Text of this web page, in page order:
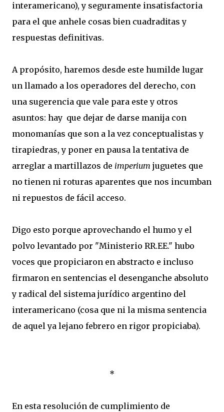
interamericano), y seguramente insatisfactoria
para el que anhele cosas bien cuadraditas y
respuestas definitivas.
A propósito, haremos desde este humilde lugar
un llamado a los operadores del derecho, con
una sugerencia que vale para este y otros
asuntos: hay que dejar de darse manija con
monomanías que son a la vez conceptualistas y
tirapiedras, y poner en pausa la tentativa de
arreglar a martillazos de imperium juguetes que
no tienen ni roturas aparentes que nos incumban
ni repuestos de fácil acceso.
Digo esto porque aprovechando el humo y el
polvo levantado por "Ministerio RR.EE." hubo
voces que propiciaron en abstracto e incluso
firmaron en sentencias el desenganche absoluto
y radical del sistema jurídico argentino del
interamericano (cosa que ni la misma sentencia
de aquel ya lejano febrero en rigor propiciaba).
*
En esta resolución de cumplimiento de